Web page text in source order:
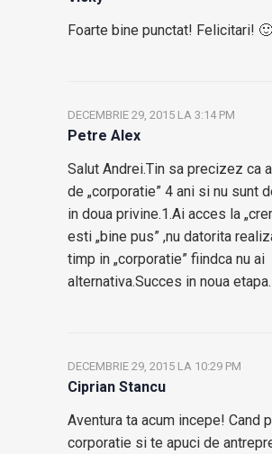
Foarte bine punctat! Felicitari! 🙂
Petre Alex
DECEMBRIE 29, 2015 LA 3:14 PM
Salut Andrei.Tin sa precizez ca
de „corporatie” 4 ani si nu sunt
in doua privine.1.Ai acces la
esti „bine pus” ,nu datorita
timp in „corporatie” fiindca nu ai
alternativa.Succes in noua etapa.
Ciprian Stancu
DECEMBRIE 29, 2015 LA 10:29 PM
Aventura ta acum incepe! Cand
corporatie si te apuci de